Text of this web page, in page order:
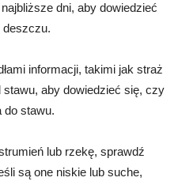
dni, aby dowiedzieć
deszczu.
informacji, takimi jak straż
aby dowiedzieć się, czy
do stawu.
lub rzekę, sprawdź
są one niskie lub suche,